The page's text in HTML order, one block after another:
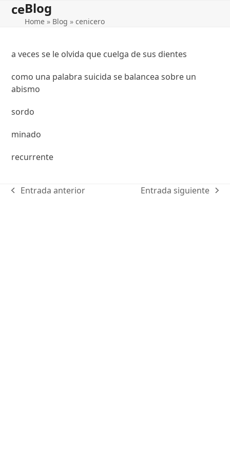
Skipce
Open
mobile
Close
mobile
Blog
Home » Blog »cenicero
a veces se le olvida que cuelga de sus dientes
como una palabra suicida se balancea sobre un
abismo
sordo
minado
recurrente
previous
Entrada anterior
next
Entrada siguiente